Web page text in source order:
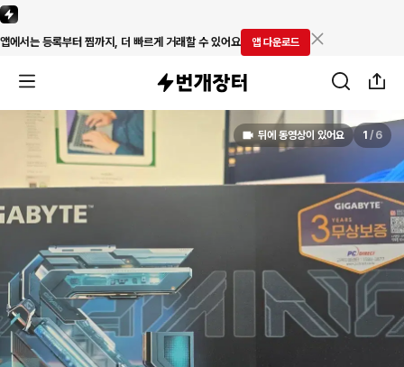
앱에서는 등록부터 찜까지, 더 빠르게 거래할 수 있어요 앱 다운로드
뒤에 동영상이 있어요 1 / 6